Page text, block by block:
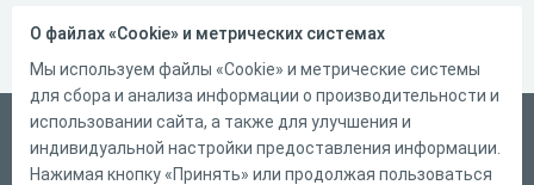
Русский
Справка
О файлах «Cookie» и метрических системах
Мы используем файлы «Cookie» и метрические системы
для сбора и анализа информации о производительности и
использовании сайта, а также для улучшения и
индивидуальной настройки предоставления информации.
Нажимая кнопку «Принять» или продолжая пользоваться